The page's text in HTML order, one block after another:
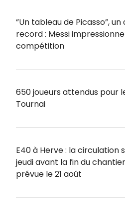
”Un tableau de Picasso”,
record : Messi
compétition
650 joueurs attendus pour
Tournai
E40 à Herve : la circulation
jeudi avant la fin du
prévue le 21 août